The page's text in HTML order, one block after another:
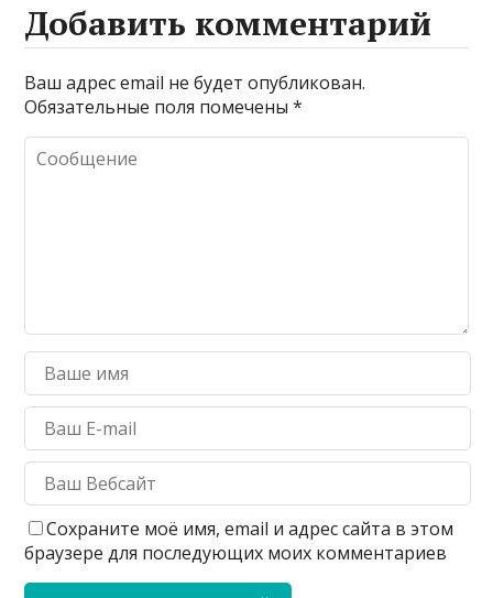
Добавить комментарий
Ваш адрес email не будет опубликован.
Обязательные поля помечены*
Сохраните моё имя, email и адрес сайта в этом
браузере для последующих моих комментариев